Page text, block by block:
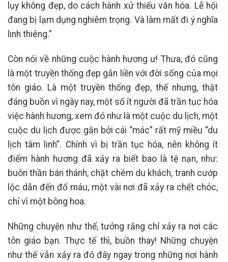
lụy không đẹp, do cách hành xử thiếu văn hóa. Lễ hội
đang bị lạm dụng nghiêm trọng. Và làm mất đi ý nghĩa
linh thiêng.”
Còn nói về những cuộc hành hương ư! Thưa, đó cũng
là một truyền thống đẹp gắn liền với đời sống của mọi
tôn giáo. Là một truyền thống đẹp, thế nhưng, thật
đáng buồn vì ngày nay, một số ít người đã trần tục hóa
việc hành hương, xem đó như là một cuộc du lịch, một
cuộc du lịch được gắn bởi cái “mác” rất mỹ miều “du
lịch tâm linh”. Chính vì bị trần tục hóa, nên không ít
điểm hành hương đã xảy ra biết bao là tệ nạn, như:
buôn thần bán thánh, chặt chém du khách, tranh cướp
lộc dẫn đến đổ máu, một vài nơi đã xảy ra chết chóc,
chỉ vì một bông hoa.
Những chuyện như thế, tưởng rằng chỉ xảy ra nơi các
tôn giáo bạn. Thực tế thì, buồn thay! Những chuyện
như thế vẫn xảy ra đó đây ngay trong những nơi hành